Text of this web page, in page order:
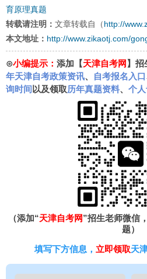
育原理真题
转载请注明： 文章转载自（ http://
本文地址： http://www.zikaotj.com/
⊙小编提示： 添加【天津自考网 】招
年天津自考政策资讯、 自考报名入口
询时间 以及领取历年真题资料、 个
（添加“天津自考网”招生老师微信
题）
填写下方信息， 立即领取天